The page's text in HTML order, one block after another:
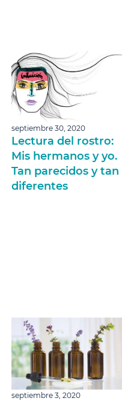
septiembre 30, 2020
Lectura del rostro:
Mis hermanos y yo.
Tan parecidos y tan
diferentes
septiembre 3, 2020